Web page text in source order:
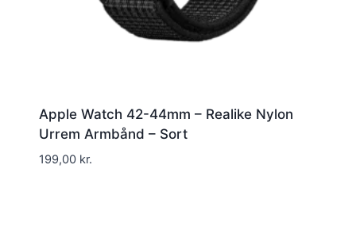
Apple Watch 42-44mm – Realike Nylon
Urrem Armbånd – Sort
199,00 kr.